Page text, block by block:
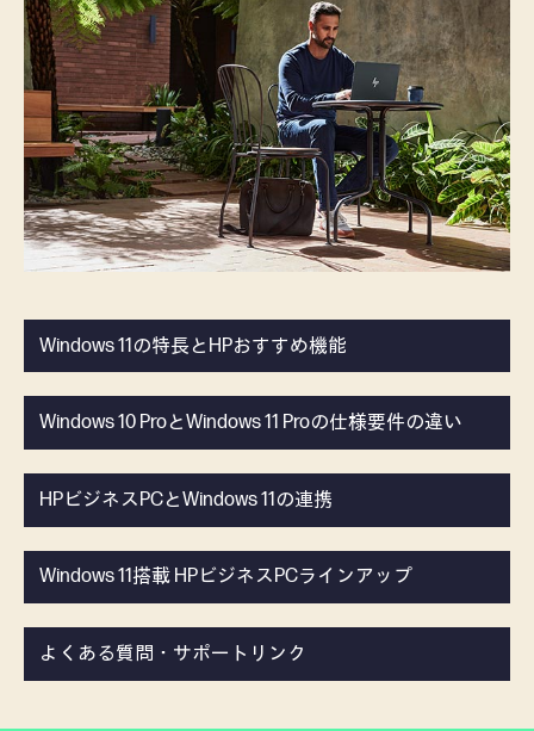
Windows 11の特長とHPおすすめ機能
Windows 10 ProとWindows 11 Proの仕様要件の違い
HPビジネスPCとWindows 11の連携
Windows 11搭載 HPビジネスPCラインアップ
よくある質問・サポートリンク